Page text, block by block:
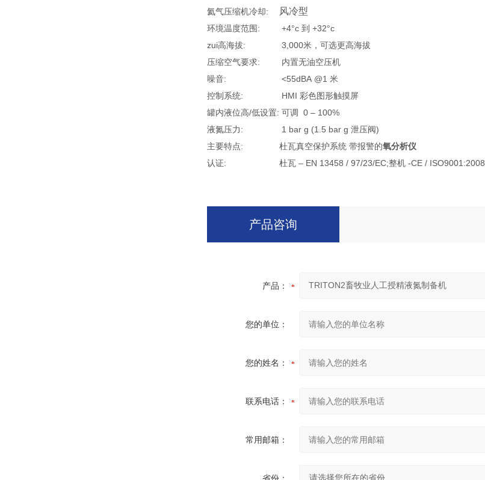
氦气压缩机冷却:
风冷型
环境温度范围:
+4°c 到 +32°c
zui高海拔:
3,000米，可选更高海拔
压缩空气要求:
内置无油空压机
噪音:
<55dBA @1 米
控制系统:
HMI 彩色图形触摸屏
罐内液位高/低设置: 可调 0 – 100%
液氮压力:
1 bar g (1.5 bar g 泄压阀)
主要特点:
杜瓦真空保护系统 带报警的氧分析仪
认证:
杜瓦 – EN 13458 / 97/23/EC;整机 -CE / ISO9001:2008
产品咨询
产品：
您的单位：
您的姓名：
联系电话：
常用邮箱：